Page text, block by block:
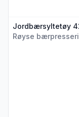
Røyse bærpresseri